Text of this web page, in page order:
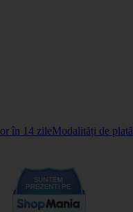
în 14 zileModalități de plată